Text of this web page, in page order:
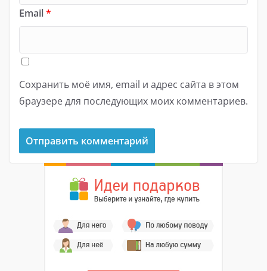
Email*
Сохранить моё имя, email и адрес сайта в этом
браузере для последующих моих комментариев.